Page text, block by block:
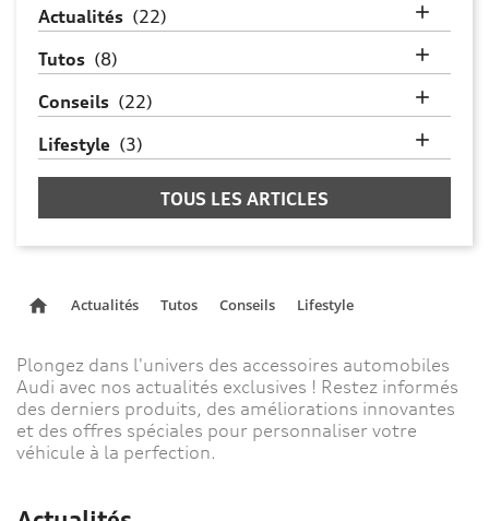
Actualités (22) 
Tutos (8) 
Conseils (22) 
Lifestyle (3) 
TOUS LES ARTICLES
home Actualités Tutos Conseils Lifestyle
Plongez dans l'univers des accessoires automobiles
Audi avec nos actualités exclusives ! Restez informés
des derniers produits, des améliorations innovantes
et des offres spéciales pour personnaliser votre
véhicule à la perfection.